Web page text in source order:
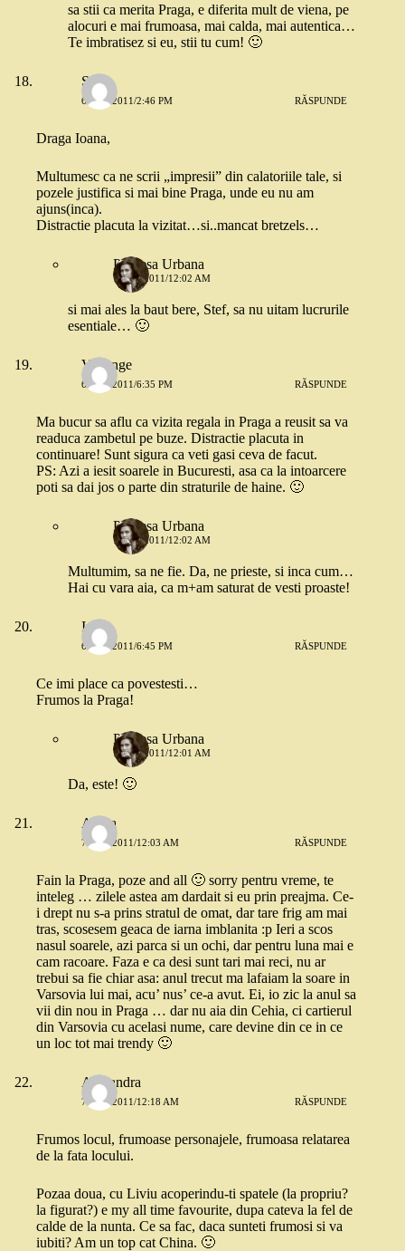
sa stii ca merita Praga, e diferita mult de viena, pe
alocuri e mai frumoasa, mai calda, mai autentica…
Te imbratisez si eu, stii tu cum! 🙂
Stef
6 MAI 2011/2:46 PM RĂSPUNDE
Draga Ioana,
Multumesc ca ne scrii „impresii” din calatoriile tale, si
pozele justifica si mai bine Praga, unde eu nu am
ajuns(inca).
Distractie placuta la vizitat…si..mancat bretzels…
Printesa Urbana
7 MAI 2011/12:02 AM
si mai ales la baut bere, Stef, sa nu uitam lucrurile
esentiale… 🙂
Vertange
6 MAI 2011/6:35 PM RĂSPUNDE
Ma bucur sa aflu ca vizita regala in Praga a reusit sa va
readuca zambetul pe buze. Distractie placuta in
continuare! Sunt sigura ca veti gasi ceva de facut.
PS: Azi a iesit soarele in Bucuresti, asa ca la intoarcere
poti sa dai jos o parte din straturile de haine. 🙂
Printesa Urbana
7 MAI 2011/12:02 AM
Multumim, sa ne fie. Da, ne prieste, si inca cum…
Hai cu vara aia, ca m+am saturat de vesti proaste!
Irina
6 MAI 2011/6:45 PM RĂSPUNDE
Ce imi place ca povestesti…
Frumos la Praga!
Printesa Urbana
7 MAI 2011/12:01 AM
Da, este! 🙂
Adina
7 MAI 2011/12:03 AM RĂSPUNDE
Fain la Praga, poze and all 🙂 sorry pentru vreme, te
inteleg … zilele astea am dardait si eu prin preajma. Ce-
i drept nu s-a prins stratul de omat, dar tare frig am mai
tras, scosesem geaca de iarna imblanita :p Ieri a scos
nasul soarele, azi parca si un ochi, dar pentru luna mai e
cam racoare. Faza e ca desi sunt tari mai reci, nu ar
trebui sa fie chiar asa: anul trecut ma lafaiam la soare in
Varsovia lui mai, acu’ nus’ ce-a avut. Ei, io zic la anul sa
vii din nou in Praga … dar nu aia din Cehia, ci cartierul
din Varsovia cu acelasi nume, care devine din ce in ce
un loc tot mai trendy 🙂
Alexandra
7 MAI 2011/12:18 AM RĂSPUNDE
Frumos locul, frumoase personajele, frumoasa relatarea
de la fata locului.
Pozaa doua, cu Liviu acoperindu-ti spatele (la propriu?
la figurat?) e my all time favourite, dupa cateva la fel de
calde de la nunta. Ce sa fac, daca sunteti frumosi si va
iubiti? Am un top cat China. 🙂